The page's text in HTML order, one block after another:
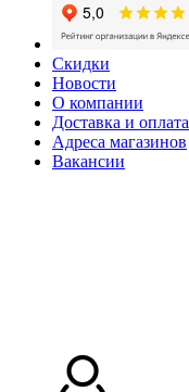
Скидки
Новости
О компании
Доставка и оплата
Адреса магазинов
Вакансии